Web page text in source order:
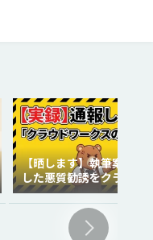
【晒します】執筆案件で
した悪質勧誘をクラウド
クスに通報しました。